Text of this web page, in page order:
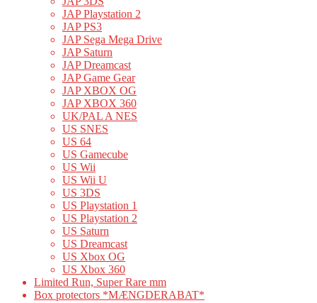
JAP Playstation 2
JAP PS3
JAP Sega Mega Drive
JAP Saturn
JAP Dreamcast
JAP Game Gear
JAP XBOX OG
JAP XBOX 360
UK/PAL A NES
US SNES
US 64
US Gamecube
US Wii
US Wii U
US 3DS
US Playstation 1
US Playstation 2
US Saturn
US Dreamcast
US Xbox OG
US Xbox 360
Limited Run, Super Rare mm
Box protectors *MÆNGDERABAT*